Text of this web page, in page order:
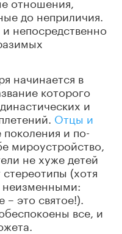
до неприличия.
непосредственно
начинается в
которого
и
Отцы и
и по-
мироустройство,
не хуже детей
(хотя
неизменными:
это святое!).
все, и